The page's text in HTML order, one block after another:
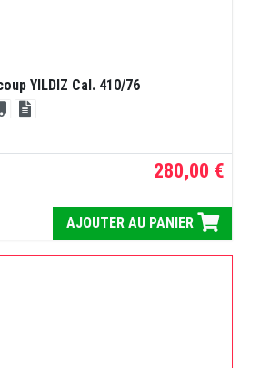
YILDIZ Cal. 410/76
280,00 €
AJOUTER AU PANIER